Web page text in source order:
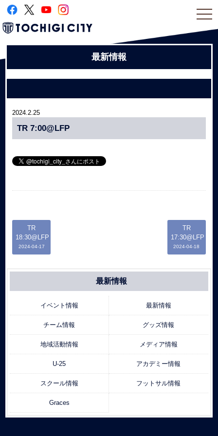
最新情報
2024.2.25
TR 7:00@LFP
TR
18:30@LFP
2024-04-17
TR
17:30@LFP
2024-04-18
最新情報
イベント情報 最新情報
チーム情報 グッズ情報
地域活動情報 メディア情報
U-25 アカデミー情報
スクール情報 フットサル情報
Graces